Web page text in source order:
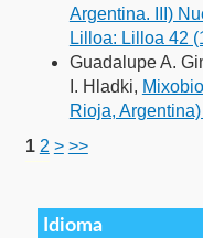
Argentina. III)
Lilloa: Lilloa 42
Guadalupe A.
I. Hladki,
Rioja, Argentina)
1 2 > >>
Idioma